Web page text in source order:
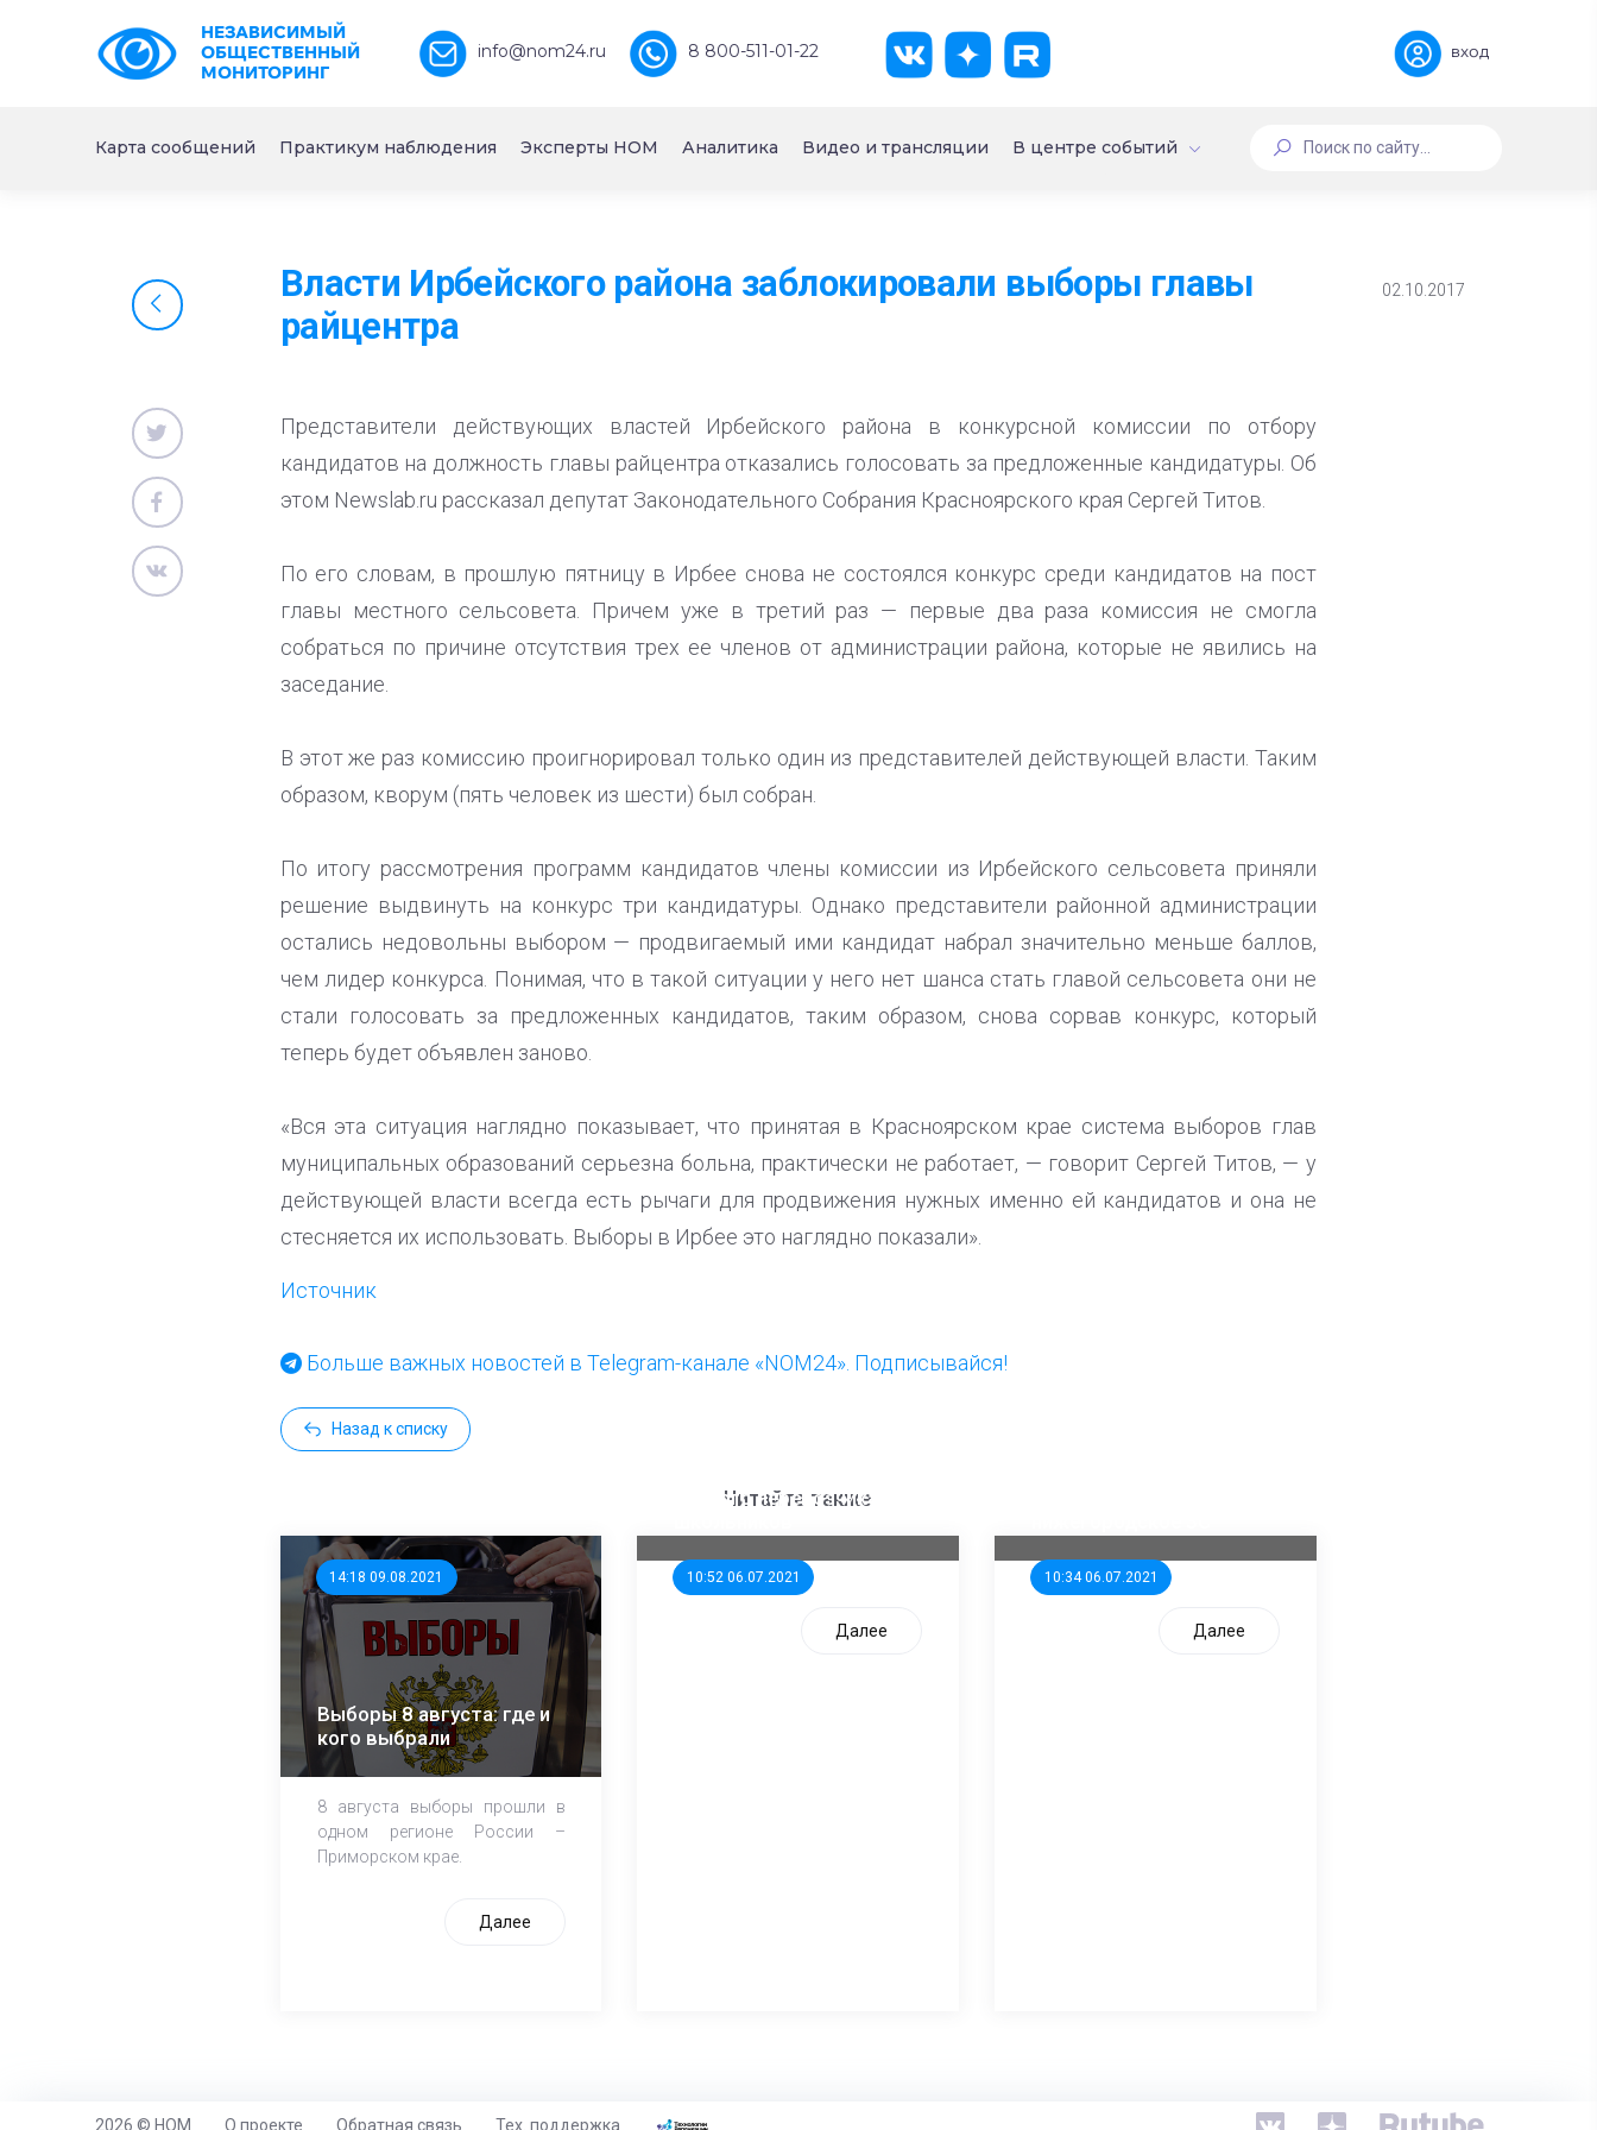
НЕЗАВИСИМЫЙ
ОБЩЕСТВЕННЫЙ
МОНИТОРИНГ
info@nom24.ru 8 800-511-01-22 вход
Карта сообщений Практикум наблюдения Эксперты НОМ Аналитика Видео и трансляции В центре событий
Власти Ирбейского района заблокировали выборы главы
райцентра
02.10.2017
Представители действующих властей Ирбейского района в конкурсной комиссии по отбору
кандидатов на должность главы райцентра отказались голосовать за предложенные кандидатуры. Об
этом Newslab.ru рассказал депутат Законодательного Собрания Красноярского края Сергей Титов.
По его словам, в прошлую пятницу в Ирбее снова не состоялся конкурс среди кандидатов на пост
главы местного сельсовета. Причем уже в третий раз — первые два раза комиссия не смогла
собраться по причине отсутствия трех ее членов от администрации района, которые не явились на
заседание.
В этот же раз комиссию проигнорировал только один из представителей действующей власти. Таким
образом, кворум (пять человек из шести) был собран.
По итогу рассмотрения программ кандидатов члены комиссии из Ирбейского сельсовета приняли
решение выдвинуть на конкурс три кандидатуры. Однако представители районной администрации
остались недовольны выбором — продвигаемый ими кандидат набрал значительно меньше баллов,
чем лидер конкурса. Понимая, что в такой ситуации у него нет шанса стать главой сельсовета они не
стали голосовать за предложенных кандидатов, таким образом, снова сорвав конкурс, который
теперь будет объявлен заново.
«Вся эта ситуация наглядно показывает, что принятая в Красноярском крае система выборов глав
муниципальных образований серьезна больна, практически не работает, — говорит Сергей Титов, — у
действующей власти всегда есть рычаги для продвижения нужных именно ей кандидатов и она не
стесняется их использовать. Выборы в Ирбее это наглядно показали».
Источник
Больше важных новостей в Telegram-канале «NOM24». Подписывайся!
Назад к списку
Читайте также
14:18 09.08.2021
Выборы 8 августа: где и
кого выбрали
8 августа выборы прошли в
одном регионе России –
Приморском крае.
Далее
10:52 06.07.2021
единого перевозчика для
Далее
10:34 06.07.2021
Далее
2026 © НОМ О проекте Обратная связь Тех. поддержка